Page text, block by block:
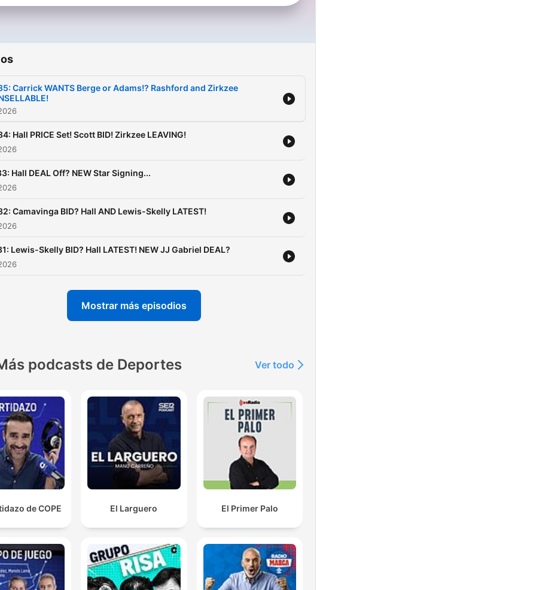
Carrick WANTS Berge or Adams!? Rashford and Zirkzee
Hall PRICE Set! Scott BID! Zirkzee LEAVING!
Hall DEAL Off? NEW Star Signing...
Camavinga BID? Hall AND Lewis-Skelly LATEST!
Lewis-Skelly BID? Hall LATEST! NEW JJ Gabriel DEAL?
Mostrar más episodios
podcasts de Deportes Ver todo
de COPE El Larguero El Primer Palo